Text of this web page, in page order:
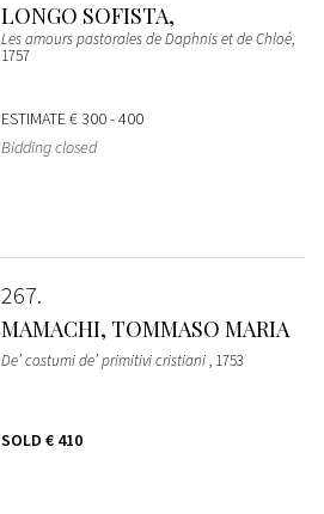
LONGO SOFISTA,
Les amours pastorales de Daphnis et de Chloé,
1757
ESTIMATE€ 300 - 400
Bidding closed
267
MAMACHI, TOMMASO MARIA
De’ costumi de’ primitivi cristiani, 1753
SOLD € 410